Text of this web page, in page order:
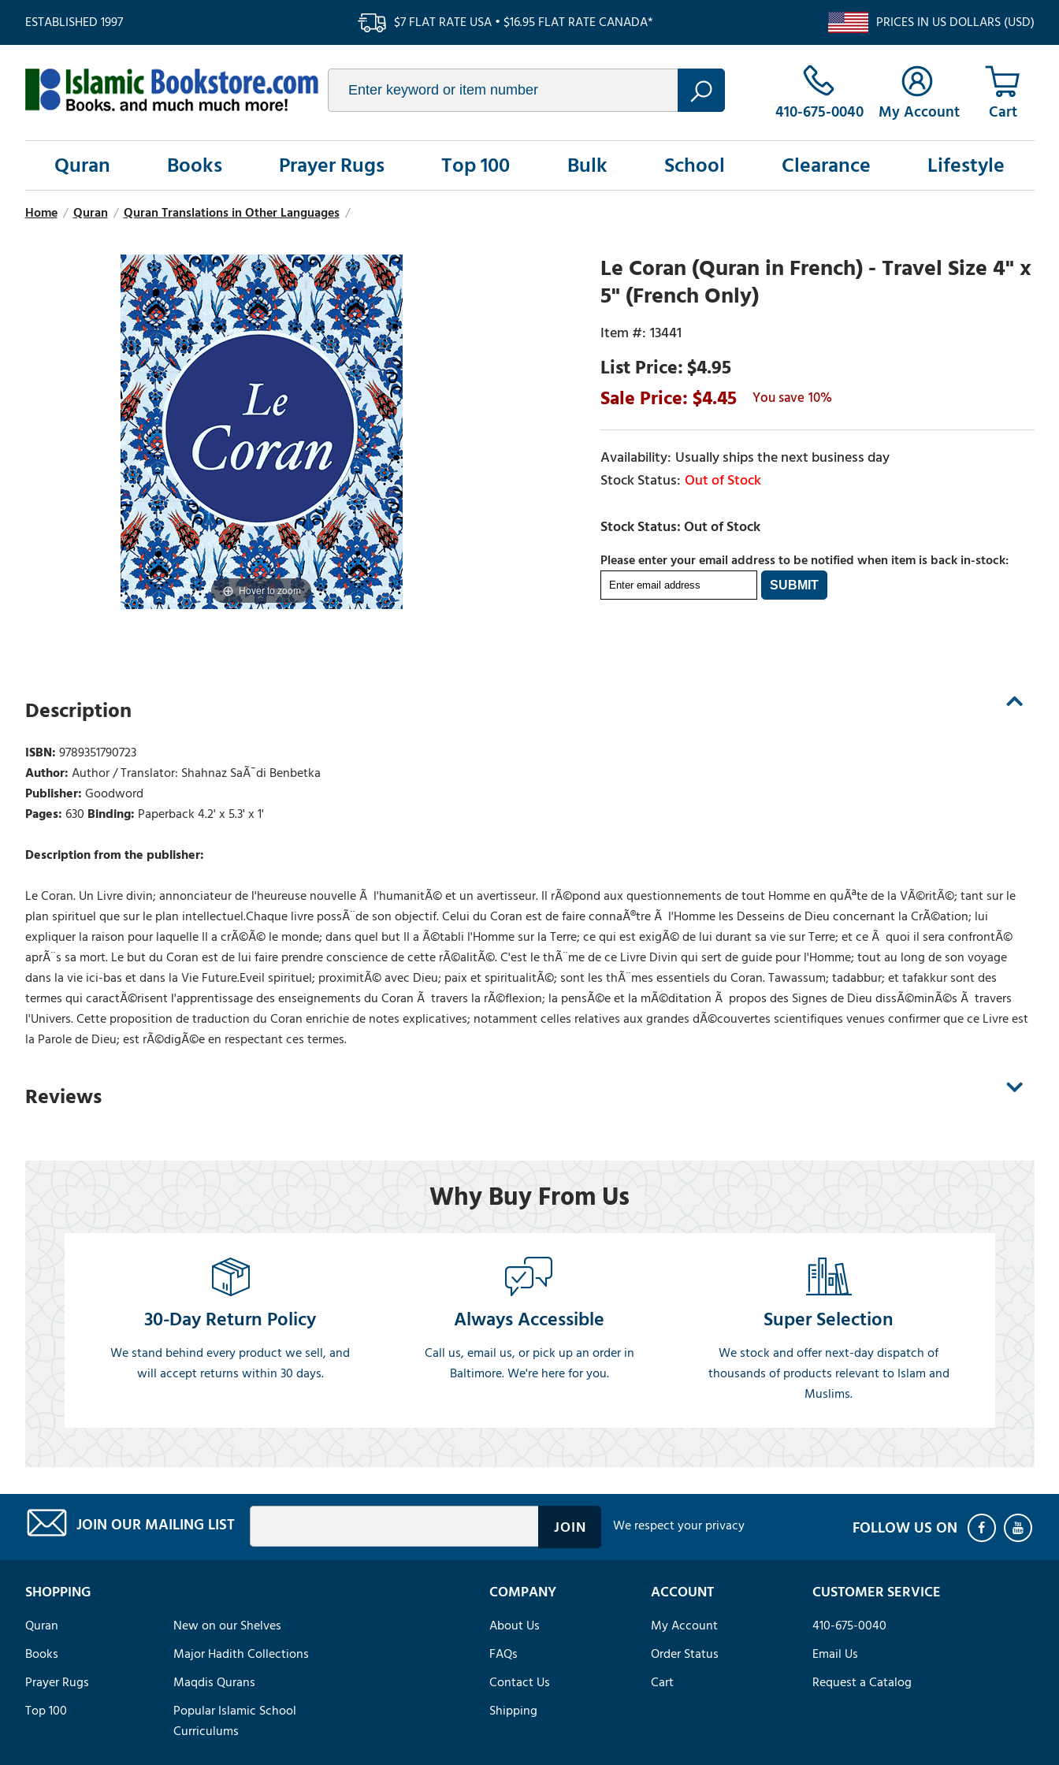
ESTABLISHED 1997 $7 FLAT RATE USA • $16.95 FLAT RATE CANADA* PRICES IN US DOLLARS (USD)
410-675-0040 My Account
Quran Books Prayer Rugs Top 100 Bulk School Clearance Lifestyle
Home / Quran / Quran Translations in Other Languages /
Hover to zoom
Le Coran (Quran in French) - Travel Size 4" x
5" (French Only)
13441
$4.95
4.45
10%
Usually ships the next business day
Out of Stock
Please enter your email address to be notified when item is back in-stock:
Description
ISBN:9789351790723
Author:Author / Translator: Shahnaz SaÃ¯di Benbetka
Publisher:Goodword
Pages:630 Binding: Paperback 4.2' x 5.3' x 1'
Description from the publisher:
Le Coran. Un Livre divin; annonciateur de l'heureuse nouvelle Ã l'humanitÃ© et un avertisseur. Il rÃ©pond aux questionnements de tout Homme en quÃªte de la VÃ©ritÃ©; tant sur le
plan spirituel que sur le plan intellectuel.Chaque livre possÃ¨de son objectif. Celui du Coran est de faire connaÃ®tre Ã l'Homme les Desseins de Dieu concernant la CrÃ©ation; lui
expliquer la raison pour laquelle Il a crÃ©Ã© le monde; dans quel but Il a Ã©tabli l'Homme sur la Terre; ce qui est exigÃ© de lui durant sa vie sur Terre; et ce Ã quoi il sera confrontÃ©
aprÃ¨s sa mort. Le but du Coran est de lui faire prendre conscience de cette rÃ©alitÃ©. C'est le thÃ¨me de ce Livre Divin qui sert de guide pour l'Homme; tout au long de son voyage
dans la vie ici-bas et dans la Vie Future.Eveil spirituel; proximitÃ© avec Dieu; paix et spiritualitÃ©; sont les thÃ¨mes essentiels du Coran. Tawassum; tadabbur; et tafakkur sont des
termes qui caractÃ©risent l'apprentissage des enseignements du Coran Ã travers la rÃ©flexion; la pensÃ©e et la mÃ©ditation Ã propos des Signes de Dieu dissÃ©minÃ©s Ã travers
l'Univers. Cette proposition de traduction du Coran enrichie de notes explicatives; notamment celles relatives aux grandes dÃ©couvertes scientifiques venues confirmer que ce Livre est
la Parole de Dieu; est rÃ©digÃ©e en respectant ces termes.
Reviews
Why Buy From Us
30-Day Return Policy
We stand behind every product we sell, and
will accept returns within 30 days.
Always Accessible
Call us, email us, or pick up an order in
Baltimore. We're here for you.
Super Selection
We stock and offer next-day dispatch of
thousands of products relevant to Islam and
Muslims.
JOIN OUR MAILING LIST We respect your privacy
SHOPPING
Quran
Books
Prayer Rugs
Top 100
New on our Shelves
Major Hadith Collections
Maqdis Qurans
Popular Islamic School
Curriculums
COMPANY
About Us
FAQs
Contact Us
Shipping
ACCOUNT
My Account
Order Status
Cart
CUSTOMER SERVICE
410-675-0040
Email Us
Request a Catalog